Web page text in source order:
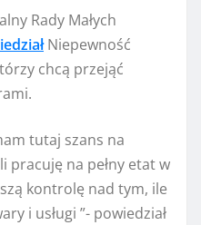
Rady Małych
Niepewność
chcą przejąć
tutaj szans na
pracuję na pełny etat w
kontrolę nad tym, ile
i usługi ”- powiedział